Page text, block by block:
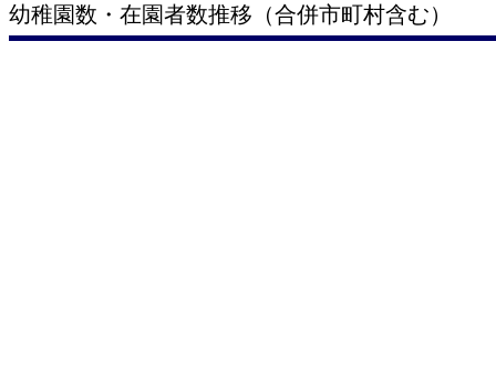
幼稚園数・在園者数推移（合併市町村含む）